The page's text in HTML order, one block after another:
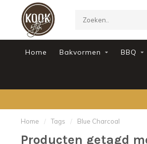
Home Bakvormen BBQ
Home / Tags / Blue Charcoal
Producten getagd